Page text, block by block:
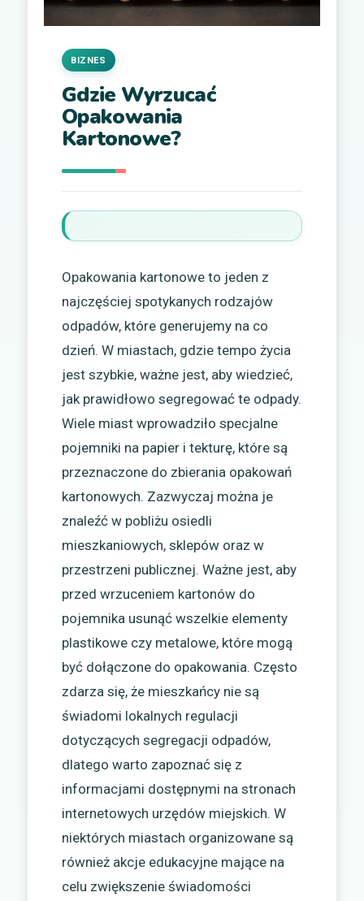
Gdzie Wyrzucać
Opakowania
Kartonowe?
BIZNES
Opakowania kartonowe to jeden z
najczęściej spotykanych rodzajów
odpadów, które generujemy na co
dzień. W miastach, gdzie tempo życia
jest szybkie, ważne jest, aby wiedzieć,
jak prawidłowo segregować te odpady.
Wiele miast wprowadziło specjalne
pojemniki na papier i tekturę, które są
przeznaczone do zbierania opakowań
kartonowych. Zazwyczaj można je
znaleźć w pobliżu osiedli
mieszkaniowych, sklepów oraz w
przestrzeni publicznej. Ważne jest, aby
przed wrzuceniem kartonów do
pojemnika usunąć wszelkie elementy
plastikowe czy metalowe, które mogą
być dołączone do opakowania. Często
zdarza się, że mieszkańcy nie są
świadomi lokalnych regulacji
dotyczących segregacji odpadów,
dlatego warto zapoznać się z
informacjami dostępnymi na stronach
internetowych urzędów miejskich. W
niektórych miastach organizowane są
również akcje edukacyjne mające na
celu zwiększenie świadomości